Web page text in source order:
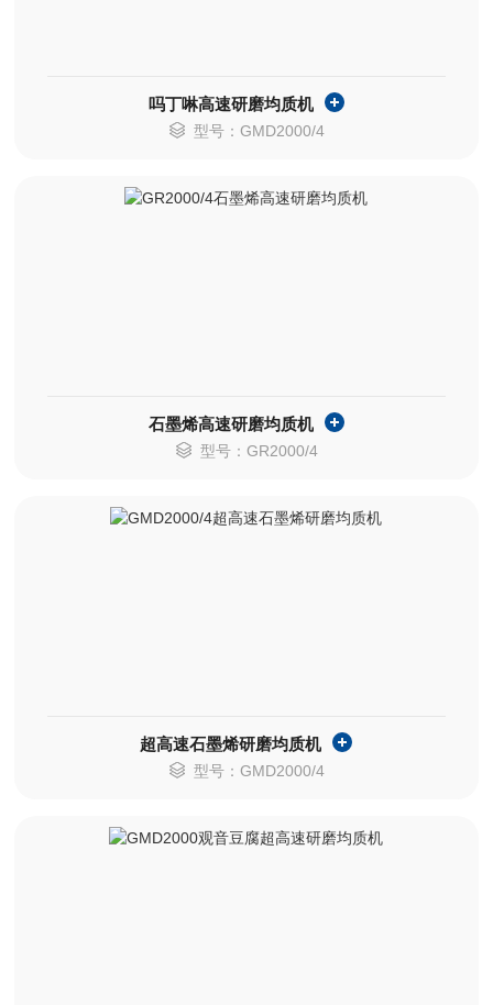
吗丁啉高速研磨均质机
型号：GMD2000/4
石墨烯高速研磨均质机
型号：GR2000/4
超高速石墨烯研磨均质机
型号：GMD2000/4